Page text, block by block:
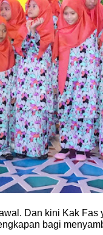
Dan kini Kak Fas
bagi